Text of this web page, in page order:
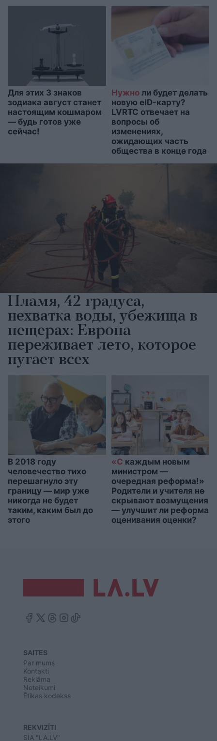
Для этих 3 знаков
зодиака август станет
настоящим кошмаром
— будь готов уже
сейчас!
Нужноли будет делать
новую eID-карту?
LVRTC отвечает на
вопросы об
изменениях,
ожидающих часть
общества в конце года
Пламя, 42 градуса,
нехватка воды, убежища в
пещерах: Европа
переживает лето, которое
пугает всех
В 2018 году
человечество тихо
перешагнуло эту
границу — мир уже
никогда не будет
таким, каким был до
этого
«С каждым новым
министром —
очередная реформа!»
Родители и учителя не
скрывают возмущения
— улучшит ли реформа
оценивания оценки?
SAITES
Par mums
Kontakti
Reklāma
Noteikumi
Ētikas kodekss
REKVIZĪTI
SIA "LA.LV"